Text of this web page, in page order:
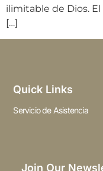
ilimitable de Dios.
[…]
Quick Links
Servicio de Asistencia
Join Our